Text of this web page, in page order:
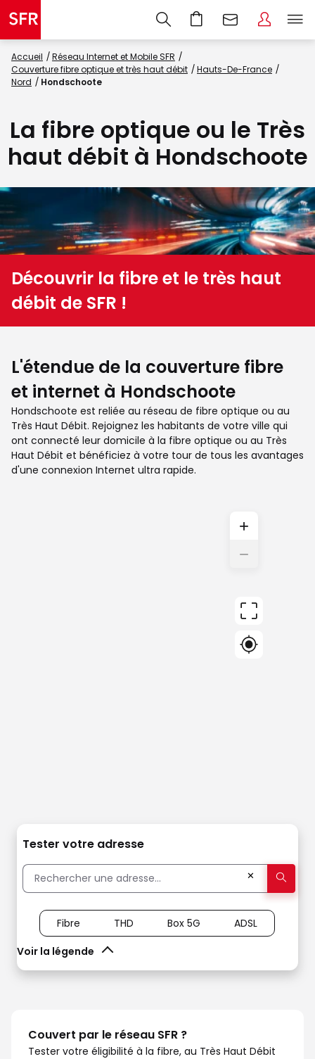
Accueil
Réseau Internet et Mobile SFR
Couverture fibre optique et très haut débit
Hauts-De-France
Nord
Hondschoote
La fibre optique ou le Très
haut débit à Hondschoote
Découvrir la fibre et le très haut
débit de SFR !
L'étendue de la couverture fibre
et internet à Hondschoote
Hondschoote est reliée au réseau de fibre optique ou au
Très Haut Débit. Rejoignez les habitants de votre ville qui
ont connecté leur domicile à la fibre optique ou au Très
Haut Débit et bénéficiez à votre tour de tous les avantages
d'une connexion Internet ultra rapide.
+
−
Tester votre adresse
✕
Voir la légende
Fibre THD Box 5G ADSL
Couvert par le réseau SFR ?
Tester votre éligibilité à la fibre, au Très Haut Débit